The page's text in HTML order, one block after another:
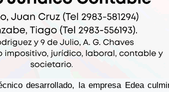
desarrollado, la empresa Edea